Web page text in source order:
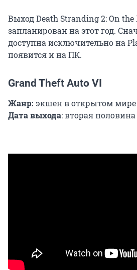
Выход Death Stranding 2: On the
запланирован на этот год.
доступна исключительно на
появится и на ПК.
Grand Theft Auto VI
Жанр: экшен в открытом мире
Дата выхода: вторая половина